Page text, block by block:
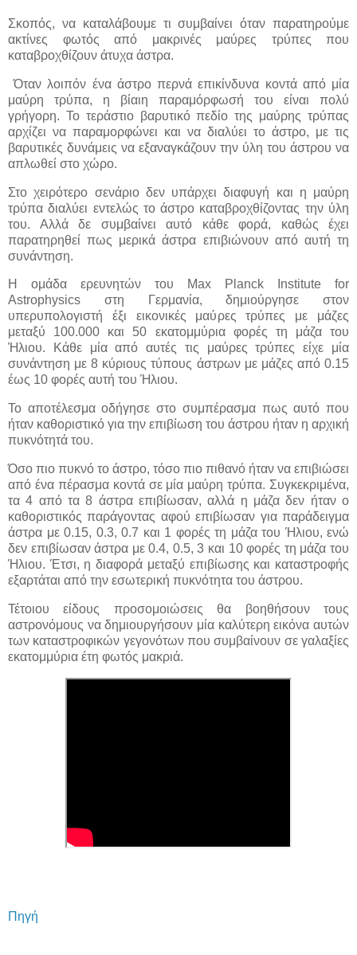
Σκοπός, να καταλάβουμε τι συμβαίνει όταν παρατηρούμε
ακτίνες φωτός από μακρινές μαύρες τρύπες που
καταβροχθίζουν άτυχα άστρα.
Όταν λοιπόν ένα άστρο περνά επικίνδυνα κοντά από μία
μαύρη τρύπα, η βίαιη παραμόρφωσή του είναι πολύ
γρήγορη. Το τεράστιο βαρυτικό πεδίο της μαύρης τρύπας
αρχίζει να παραμορφώνει και να διαλύει το άστρο, με τις
βαρυτικές δυνάμεις να εξαναγκάζουν την ύλη του άστρου να
απλωθεί στο χώρο.
Στο χειρότερο σενάριο δεν υπάρχει διαφυγή και η μαύρη
τρύπα διαλύει εντελώς το άστρο καταβροχθίζοντας την ύλη
του. Αλλά δε συμβαίνει αυτό κάθε φορά, καθώς έχει
παρατηρηθεί πως μερικά άστρα επιβιώνουν από αυτή τη
συνάντηση.
Η ομάδα ερευνητών του Max Planck Institute for
Astrophysics στη Γερμανία, δημιούργησε στον
υπερυπολογιστή έξι εικονικές μαύρες τρύπες με μάζες
μεταξύ 100.000 και 50 εκατομμύρια φορές τη μάζα του
Ήλιου. Κάθε μία από αυτές τις μαύρες τρύπες είχε μία
συνάντηση με 8 κύριους τύπους άστρων με μάζες από 0.15
έως 10 φορές αυτή του Ήλιου.
Το αποτέλεσμα οδήγησε στο συμπέρασμα πως αυτό που
ήταν καθοριστικό για την επιβίωση του άστρου ήταν η αρχική
πυκνότητά του.
Όσο πιο πυκνό το άστρο, τόσο πιο πιθανό ήταν να επιβιώσει
από ένα πέρασμα κοντά σε μία μαύρη τρύπα. Συγκεκριμένα,
τα 4 από τα 8 άστρα επιβίωσαν, αλλά η μάζα δεν ήταν ο
καθοριστικός παράγοντας αφού επιβίωσαν για παράδειγμα
άστρα με 0.15, 0.3, 0.7 και 1 φορές τη μάζα του Ήλιου, ενώ
δεν επιβίωσαν άστρα με 0.4, 0.5, 3 και 10 φορές τη μάζα του
Ήλιου. Έτσι, η διαφορά μεταξύ επιβίωσης και καταστροφής
εξαρτάται από την εσωτερική πυκνότητα του άστρου.
Τέτοιου είδους προσομοιώσεις θα βοηθήσουν τους
αστρονόμους να δημιουργήσουν μία καλύτερη εικόνα αυτών
των καταστροφικών γεγονότων που συμβαίνουν σε γαλαξίες
εκατομμύρια έτη φωτός μακριά.
Πηγή